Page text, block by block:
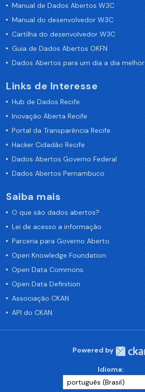
Manual de Dados Abertos W3C
Manual do desenvolvedor W3C
Cartilha do desenvolvedor W3C
Guia de Dados Abertos OKFN
Dados Abertos para um dia a dia melhor
Links de Interesse
Hub de Dados Recife
Inovação Aberta Recife
Portal da Transparência Recife
Hacker Cidadão Recife
Dados Abertos Governo Federal
Dados Abertos Pernambuco
Saiba mais
O que são dados abertos?
Lei de acesso a informação
Parceria para Governo Aberto
Open Knowledge Foundation
Open Data Commons
Open Data Definition
Associação CKAN
API do CKAN
Powered by
Idioma